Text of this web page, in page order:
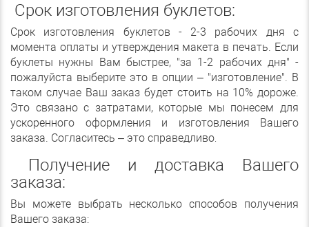
Срок изготовления буклетов:
Срок изготовления буклетов - 2-3 рабочих дня с
момента оплаты и утверждения макета в печать. Если
буклеты нужны Вам быстрее, "за 1-2 рабочих дня" -
пожалуйста выберите это в опции – "изготовление". В
таком случае Ваш заказ будет стоить на 10% дороже.
Это связано с затратами, которые мы понесем для
ускоренного оформления и изготовления Вашего
заказа. Согласитесь – это справедливо
Получение и доставка Вашего
заказа:
Вы можете выбрать несколько способов получения
Вашего заказа: